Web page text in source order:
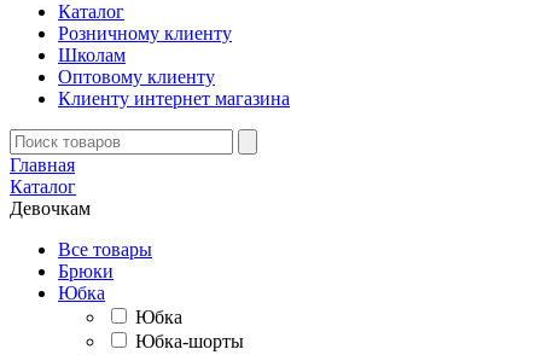
Каталог
Розничному клиенту
Школам
Оптовому клиенту
Клиенту интернет магазина
Главная
Каталог
Девочкам
Все товары
Брюки
Юбка
Юбка
Юбка-шорты